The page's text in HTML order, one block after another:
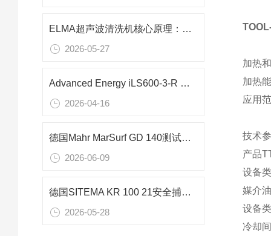
ELMA超声波清洗机核心原理：超声波与空化效应深度解析
2026-05-27
Advanced Energy iLS600-3-R 单路可编程直流电源
2026-04-16
德国Mahr MarSurf GD 140测试仪：粗糙度、波纹度与P型剖面精密测量解决方案
2026-06-09
德国SITEMA KR 100 21安全捕手：大型升降平台220kN重载防坠核心装置
2026-05-28
加热
加热
应用
技术
产品
设备
媒介
设备
冷却